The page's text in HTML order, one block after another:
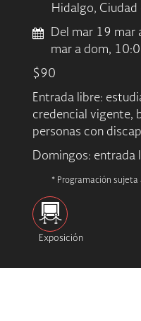
Hidalgo,
Del mar 19 mar
mar a dom,
$90
Entrada libre:
credencial vigente,
personas con
Domingos: entrada
* Programación sujeta
Exposición